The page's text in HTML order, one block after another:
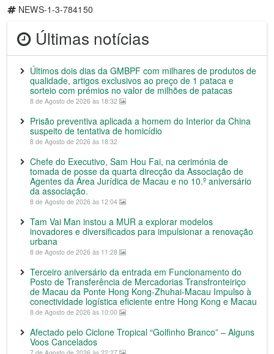
NEWS-1-3-784150
Últimas notícias
Últimos dois dias da GMBPF com milhares de produtos de
qualidade, artigos exclusivos ao preço de 1 pataca e
sorteio com prémios no valor de milhões de patacas
8 de Agosto de 2026 às 18:32
Prisão preventiva aplicada a homem do Interior da China
suspeito de tentativa de homicídio
8 de Agosto de 2026 às 18:32
Chefe do Executivo, Sam Hou Fai, na cerimónia de
tomada de posse da quarta direcção da Associação de
Agentes da Área Jurídica de Macau e no 10.º aniversário
da associação.
8 de Agosto de 2026 às 12:04
Tam Vai Man instou a MUR a explorar modelos
inovadores e diversificados para impulsionar a renovação
urbana
8 de Agosto de 2026 às 11:28
Terceiro aniversário da entrada em Funcionamento do
Posto de Transferência de Mercadorias Transfronteiriço
de Macau da Ponte Hong Kong-Zhuhai-Macau Impulso à
conectividade logística eficiente entre Hong Kong e Macau
8 de Agosto de 2026 às 10:00
Afectado pelo Ciclone Tropical “Golfinho Branco” – Alguns
Voos Cancelados